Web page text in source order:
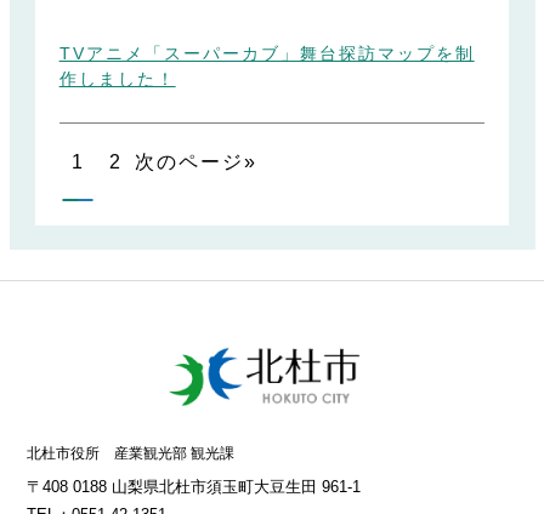
TVアニメ「スーパーカブ」舞台探訪マップを制
作しました！
1 2 次のページ»
北杜市役所 産業観光部 観光課
〒408 0188 山梨県北杜市須玉町大豆生田 961-1